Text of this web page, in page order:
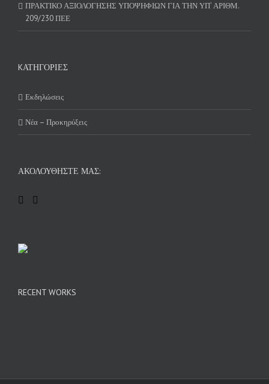
ΠΡΑΚΤΙΚΟ ΑΞΙΟΛΟΓΗΣΗΣ ΥΠΟΨΗΦΙΩΝ ΓΙΑ ΤΗΝ ΥΠ’ ΑΡΙΘΜ.
209/230 ΠΕΕ
KΑΤΗΓΟΡΊΕΣ
Εκδηλώσεις
Νέα – Προκηρύξεις
ΑΚΟΛΟΥΘΉΣΤΕ ΜΑΣ:
RECENT WORKS